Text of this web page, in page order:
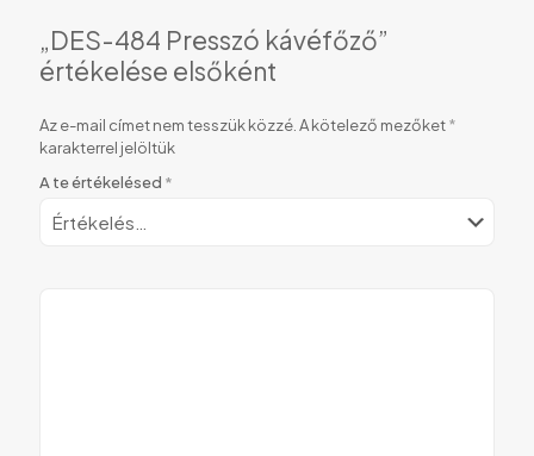
„DES-484 Presszó kávéfőző”
értékelése elsőként
Az e-mail címet nem tesszük közzé. A kötelező mezőket*
karakterrel jelöltük
A te értékelésed *